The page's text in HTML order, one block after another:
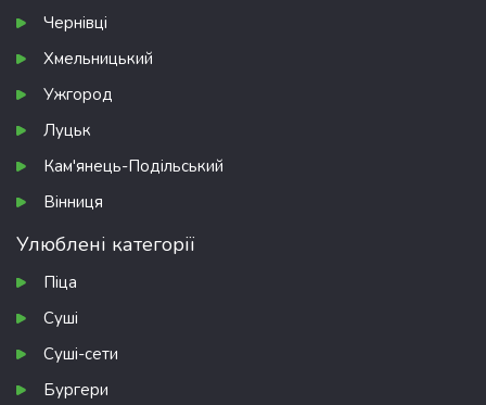
Чернівці
Хмельницький
Ужгород
Луцьк
Кам'янець-Подільський
Вінниця
Улюблені категорії
Піца
Суші
Суші-сети
Бургери